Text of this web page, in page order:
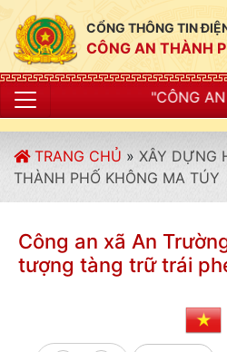
CỔNG THÔNG TIN
CÔNG AN THÀNH
"CÔNG AN THÀNH PHỐ HẢI
TRANG CHỦ » XÂY DỰNG
THÀNH PHỐ KHÔNG MA TÚY
Công an xã An
tượng tàng trữ trái